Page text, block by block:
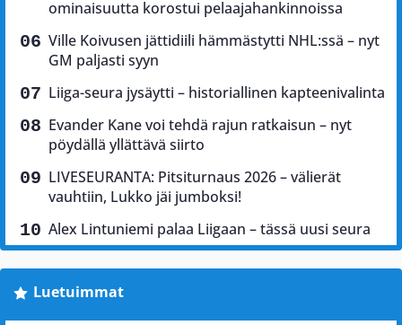
ominaisuutta korostui pelaajahankinnoissa
Ville Koivusen jättidiili hämmästytti NHL:ssä – nyt
GM paljasti syyn
Liiga-seura jysäytti – historiallinen kapteenivalinta
Evander Kane voi tehdä rajun ratkaisun – nyt
pöydällä yllättävä siirto
LIVESEURANTA: Pitsiturnaus 2026 – välierät
vauhtiin, Lukko jäi jumboksi!
Alex Lintuniemi palaa Liigaan – tässä uusi seura
Luetuimmat